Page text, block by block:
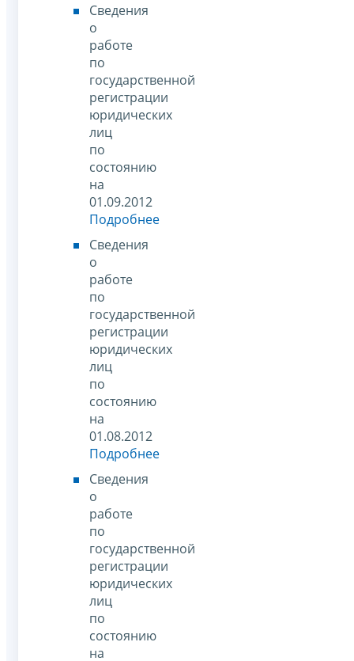
Сведения
о
работе
по
государственной
регистрации
юридических
лиц
по
состоянию
на
01.09.2012
Подробнее
Сведения
о
работе
по
государственной
регистрации
юридических
лиц
по
состоянию
на
01.08.2012
Подробнее
Сведения
о
работе
по
государственной
регистрации
юридических
лиц
по
состоянию
на